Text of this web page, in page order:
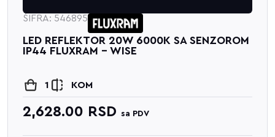
ŠIFRA: 546895
LED REFLEKTOR 20W 6000K SA SENZOROM
IP44 FLUXRAM - WISE
1 KOM
2,628.00 RSD sa PDV